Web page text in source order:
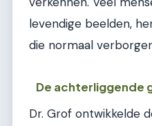
levendige beelden,
die normaal
De achterliggende
Dr. Grof ontwikkelde